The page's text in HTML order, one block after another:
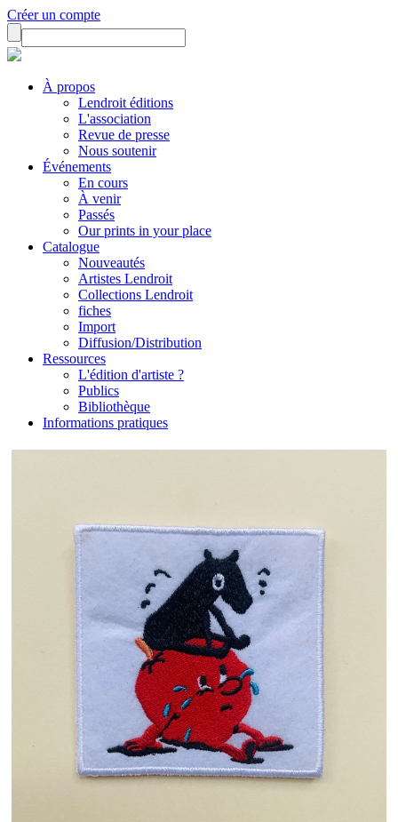
Créer un compte
À propos
Lendroit éditions
L'association
Revue de presse
Nous soutenir
Événements
En cours
À venir
Passés
Our prints in your place
Catalogue
Nouveautés
Artistes Lendroit
Collections Lendroit
fiches
Import
Diffusion/Distribution
Ressources
L'édition d'artiste ?
Publics
Bibliothèque
Informations pratiques